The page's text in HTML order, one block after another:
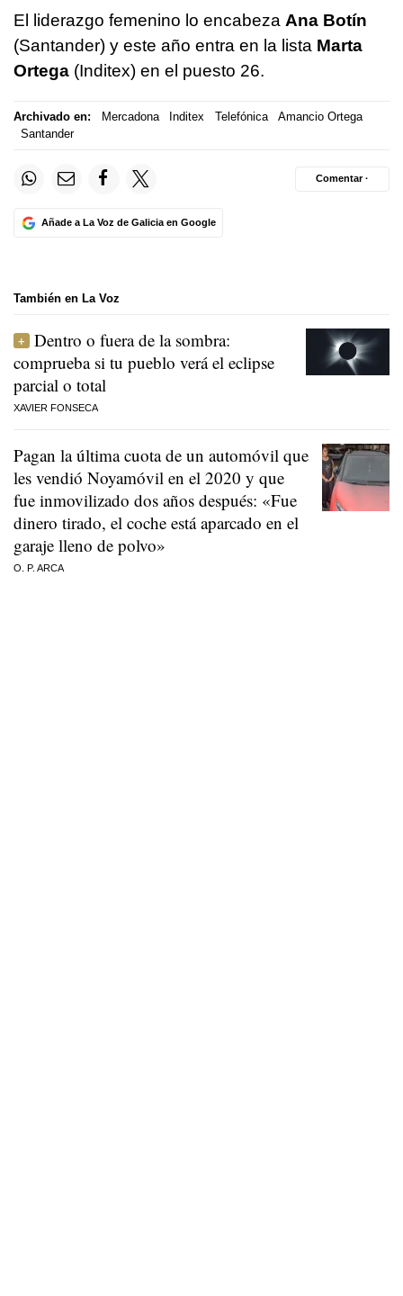
El liderazgo femenino lo encabeza Ana Botín
(Santander) y este año entra en la lista Marta
Ortega (Inditex) en el puesto 26.
Archivado en: Mercadona Inditex Telefónica
Amancio Ortega
Santander
Añade a La Voz de Galicia en Google
Comentar ·
También en La Voz
Dentro o fuera de la sombra:
comprueba si tu pueblo verá el eclipse
parcial o total
XAVIER FONSECA
Pagan la última cuota de un automóvil que
les vendió Noyamóvil en el 2020 y que
fue inmovilizado dos años después: «Fue
dinero tirado, el coche está aparcado en el
garaje lleno de polvo»
O. P. ARCA